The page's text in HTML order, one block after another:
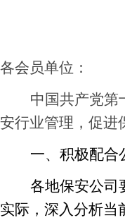
各会员单位：
中国共产党第
安行业管理，促进
一、 积极配合
各地保安公司
实际，深入分析当